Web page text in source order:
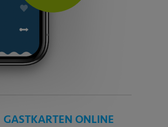
GASTKARTEN ONLINE